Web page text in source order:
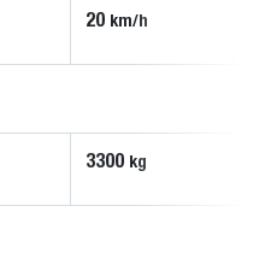
20 km/h
3300 kg